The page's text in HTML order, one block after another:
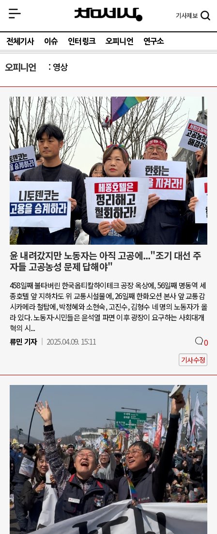
기사제보
전체기사 이슈 인터링크 오피니언 연구소
오피니언 영상
윤 내려갔지만 노동자는 아직 고공에..."조기 대선 주
자들 고공농성 문제 답해야"
458일째 불타버린 한국옵티칼하이테크 공장 옥상에, 56일째 명동역 세
종호텔 앞 지하차도 위 교통시설물에, 26일째 한화오션 본사 앞 교통감
시카메라 철탑에, 박정혜와 소현숙, 고진수, 김형수 네 명의 노동자가 올
라 있다. 노동자·시민들은 윤석열 파면 이후 광장이 요구하는 사회대개
혁의 시...
류민 기자
2025.04.09. 15:11 0
기사수정